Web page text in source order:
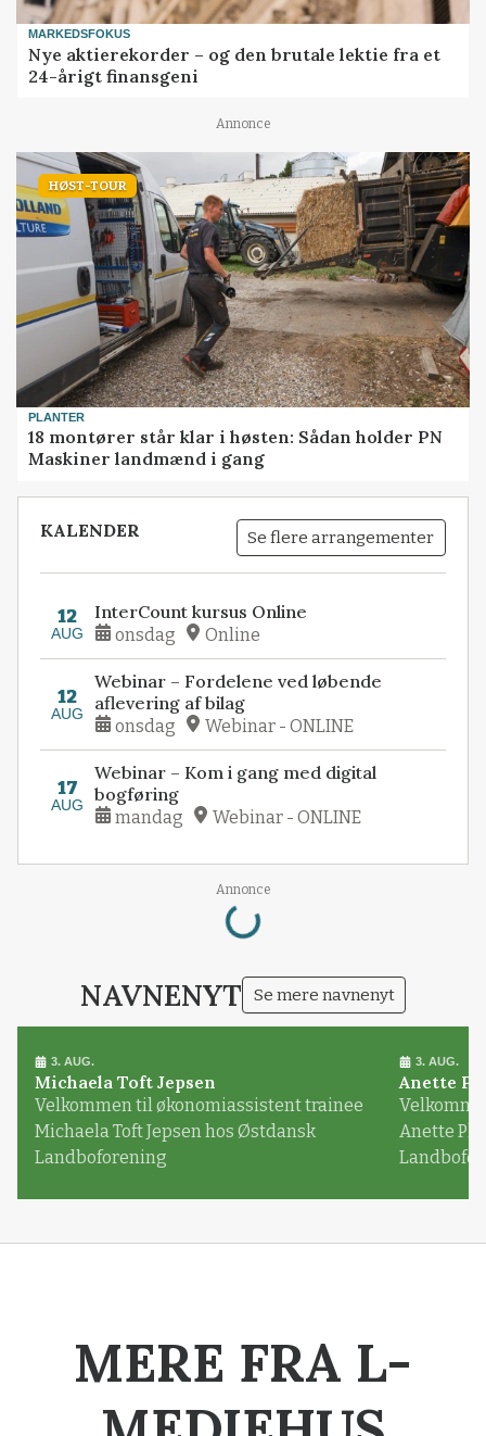
MARKEDSFOKUS
Nye aktierekorder – og den brutale lektie fra et
24-årigt finansgeni
Annonce
HØST-TOUR
PLANTER
18 montører står klar i høsten: Sådan holder PN
Maskiner landmænd i gang
KALENDER Se flere arrangementer
12
AUG
InterCount kursus Online
onsdag Online
12
AUG
Webinar – Fordelene ved løbende
aflevering af bilag
onsdag Webinar - ONLINE
17
AUG
Webinar – Kom i gang med digital
bogføring
mandag Webinar - ONLINE
Annonce
Loading...
NAVNENYT Se mere navnenyt
3. AUG.
Michaela Toft Jepsen
Velkommen til økonomiassistent trainee
Michaela Toft Jepsen hos Østdansk
Landboforening
3. AUG.
Anette
Anette
MERE FRA L-